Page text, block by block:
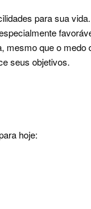
para sua
mesmo que o medo
seus objetivos.
hoje: